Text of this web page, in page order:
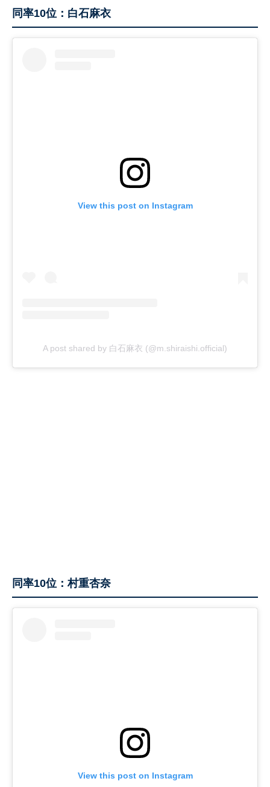
同率10位：白石麻衣
View this post on Instagram
A post shared by 白石麻衣 (@m.shiraishi.official)
同率10位：村重杏奈
View this post on Instagram